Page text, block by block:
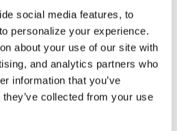
social media features, to
personalize your experience.
about your use of our site with
and analytics partners who
information that you’ve
collected from your use